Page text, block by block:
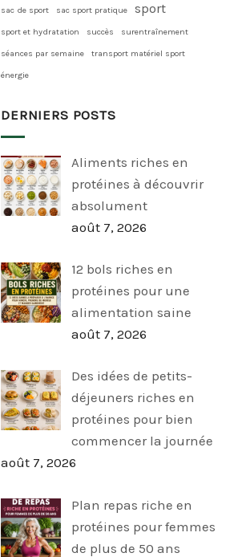
sac de sport sac sport pratique sport
sport et hydratation succès surentraînement
séances par semaine transport matériel sport
énergie
DERNIERS POSTS
Aliments riches en
protéines à découvrir
absolument
août 7, 2026
12 bols riches en
protéines pour une
alimentation saine
août 7, 2026
Des idées de petits-
déjeuners riches en
protéines pour bien
commencer la journée
août 7, 2026
Plan repas riche en
protéines pour femmes
de plus de 50 ans